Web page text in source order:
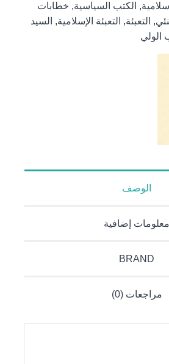
الخامنئي
, الكتب السياسية, خطابات
, التعبئة, التعبئة الإسلامية, السيد
الولي
الوصف
معلومات إضافية
BRAND
مراجعات (0)